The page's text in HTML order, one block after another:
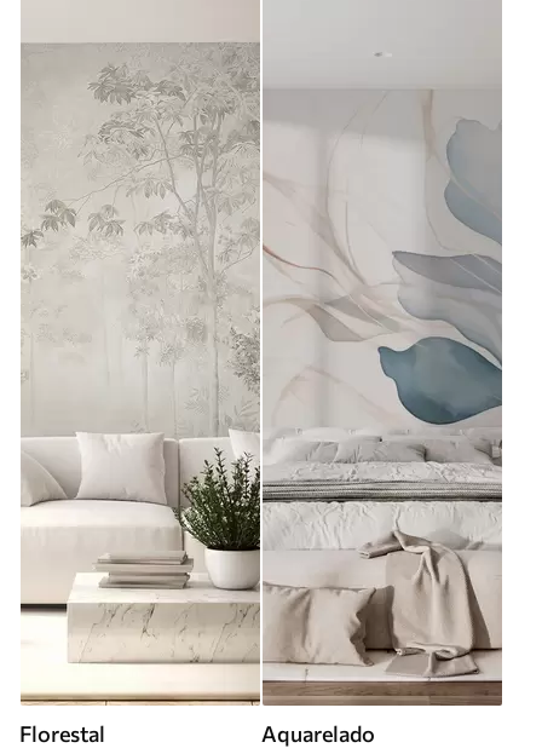
Florestal Aquarelado